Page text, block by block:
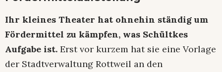
Ihr kleines Theater hat ohnehin ständig um
Fördermittel zu kämpfen, was Schültkes
Aufgabe ist. Erst vor kurzem hat sie eine Vorlage
der Stadtverwaltung Rottweil an den